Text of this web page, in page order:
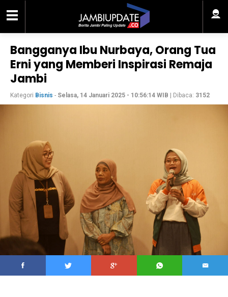
Bangganya Ibu Nurbaya, Orang Tua
Erni yang Memberi Inspirasi Remaja
Jambi
Kategori Bisnis - Selasa, 14 Januari 2025 - 10:56:14 WIB | Dibaca: 3152